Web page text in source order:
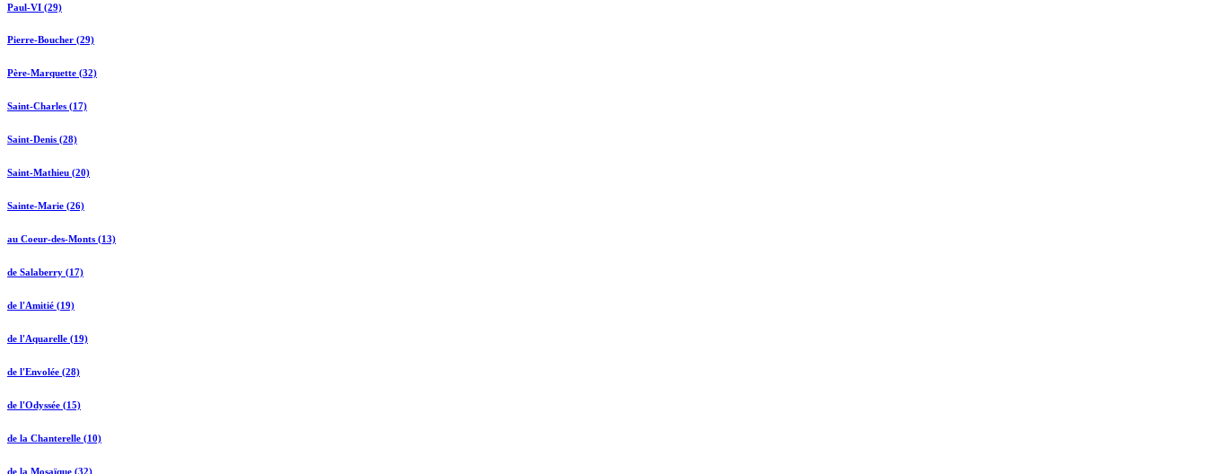
Paul-VI (29)
Pierre-Boucher (29)
Père-Marquette (32)
Saint-Charles (17)
Saint-Denis (28)
Saint-Mathieu (20)
Sainte-Marie (26)
au Coeur-des-Monts (13)
de Salaberry (17)
de l'Amitié (19)
de l'Aquarelle (19)
de l'Envolée (28)
de l'Odyssée (15)
de la Chanterelle (10)
de la Mosaïque (32)